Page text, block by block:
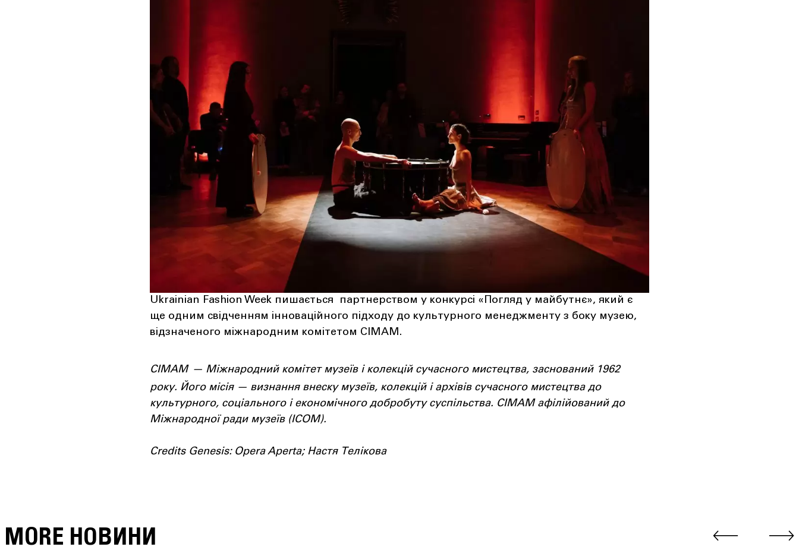
Ukrainian Fashion Week пишається партнерством у конкурсі «Погляд у майбутнє», який є
ще одним свідченням інноваційного підходу до культурного менеджменту з боку музею,
відзначеного міжнародним комітетом СІМАМ.
CIMAM — Міжнародний комітет музеїв і колекцій сучасного мистецтва, заснований 1962
року. Його місія — визнання внеску музеїв, колекцій і архівів сучасного мистецтва до
культурного, соціального і економічного добробуту суспільства. CIMAM афілійований до
Міжнародної ради музеїв (ICOM).
Credits Genesis: Opera Aperta; Настя Телікова
MORE НОВИНИ